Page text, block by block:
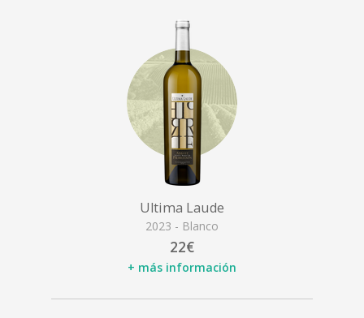
Ultima Laude
2023 - Blanco
22€
+ más información